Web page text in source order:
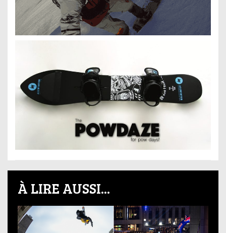
À LIRE AUSSI...